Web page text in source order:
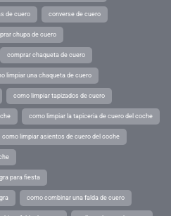
de cuero converse de cuero
chupa de cuero
comprar chaqueta de cuero
limpiar una chaqueta de cuero
como limpiar tapizados de cuero
como limpiar la tapiceria de cuero del coche
como limpiar asientos de cuero del coche
para fiesta
como combinar una falda de cuero